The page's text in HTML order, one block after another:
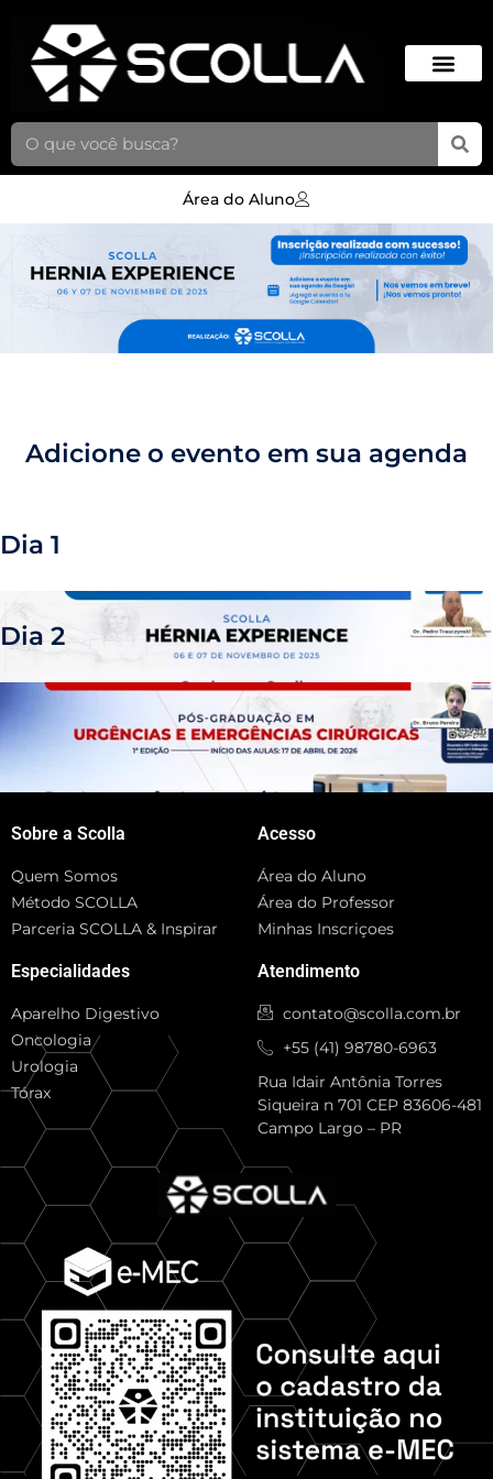
Área do Aluno
Adicione o evento em sua agenda
Dia 1
Dia 2
Sobre a Scolla
Quem Somos
Método SCOLLA
Parceria SCOLLA & Inspirar
Especialidades
Aparelho Digestivo
Oncologia
Urologia
Tórax
Acesso
Área do Aluno
Área do Professor
Minhas Inscriçoes
Atendimento
contato@scolla.com.br
+55 (41) 98780-6963
Rua Idair Antônia Torres
Siqueira n 701 CEP 83606-481
Campo Largo – PR